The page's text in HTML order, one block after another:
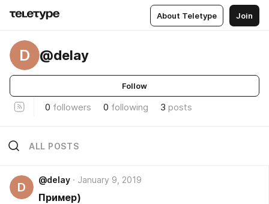
About Teletype Join
D @delay
Follow
0 followers 0 following 3 posts
ALL POSTS
D
@delay January 9, 2019
Пример)